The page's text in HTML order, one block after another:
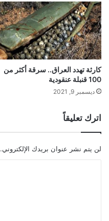
كارثة تهدد العراق.. سرقة أكثر من
100 قنبلة عنقودية
ديسمبر 9, 2021
اترك تعليقاً
لن يتم نشر عنوان بريدك الإلكتروني.